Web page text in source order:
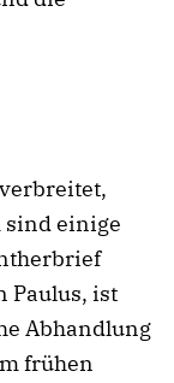
sind einige
Paulus, ist
Abhandlung
frühen